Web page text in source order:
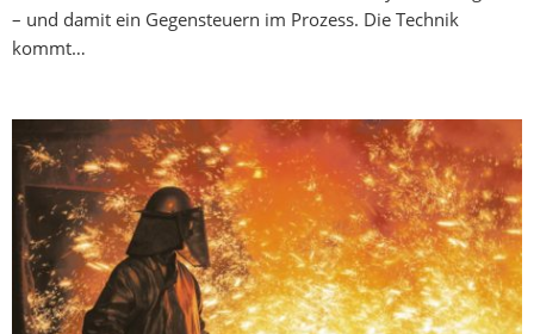
– und damit ein Gegensteuern im Prozess. Die Technik
kommt…